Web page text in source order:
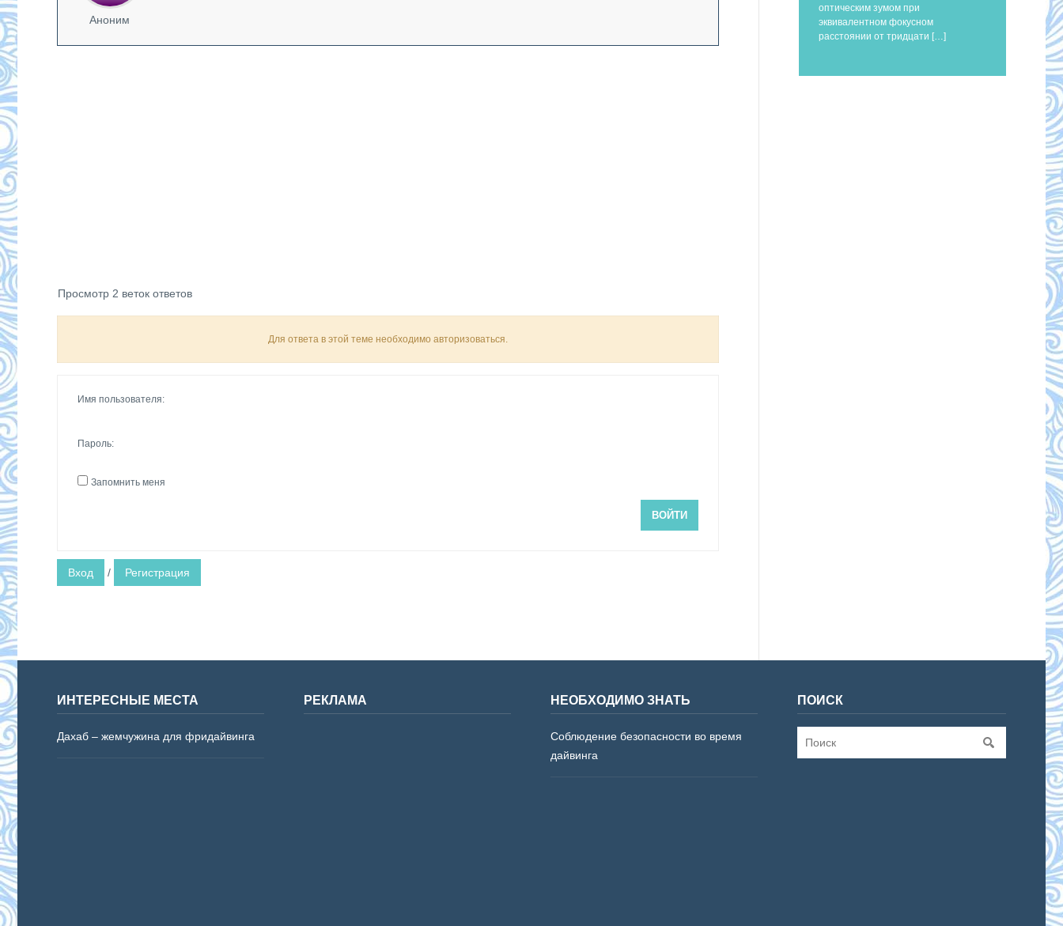
Аноним
Просмотр 2 веток ответов
Для ответа в этой теме необходимо авторизоваться.
Имя пользователя:
Пароль:
Запомнить меня
ВОЙТИ
Вход / Регистрация
оптическим зумом при
эквивалентном фокусном
расстоянии от тридцати […]
ИНТЕРЕСНЫЕ МЕСТА
Дахаб – жемчужина для фридайвинга
РЕКЛАМА НЕОБХОДИМО ЗНАТЬ
Соблюдение безопасности во время
дайвинга
ПОИСК